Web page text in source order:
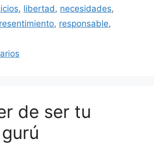
, libertad, necesidades,
resentimiento, responsable,
de ser tu